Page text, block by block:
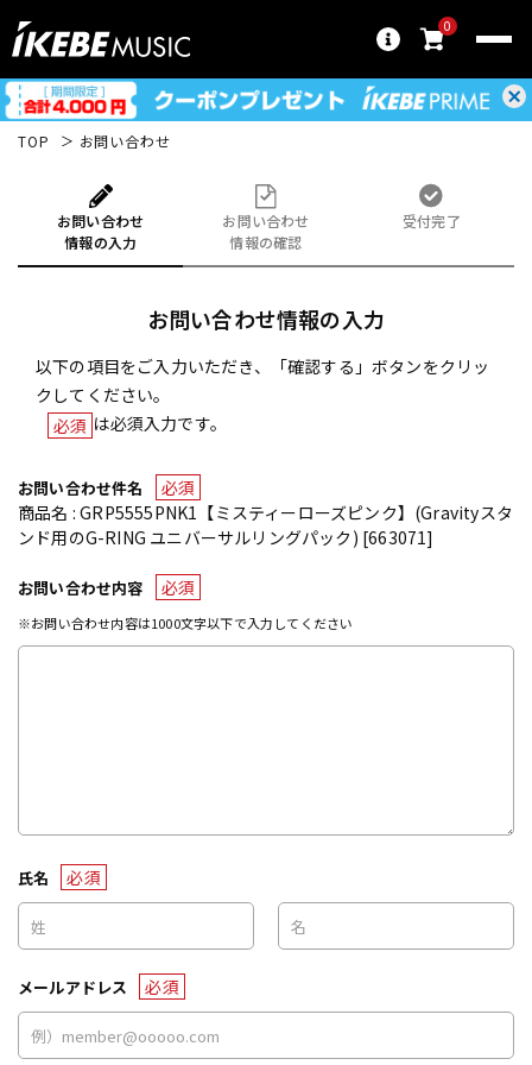
0
TOP お問い合わせ
お問い合わせ
情報の入力
お問い合わせ
情報の確認
受付完了
お問い合わせ情報の入力
以下の項目をご入力いただき、「確認する」ボタンをクリッ
クしてください。
必須 は必須入力です。
お問い合わせ件名
必須
商品名 : GRP5555PNK1【ミスティーローズピンク】(Gravityスタ
ンド用のG-RING ユニバーサルリングパック) [663071]
お問い合わせ内容 必須
※お問い合わせ内容は1000文字以下で入力してください
氏名 必須
メールアドレス 必須